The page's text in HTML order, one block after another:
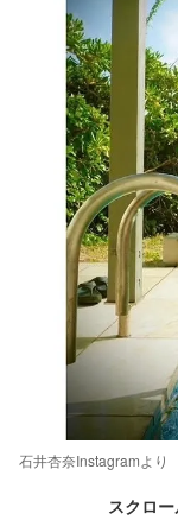
石井杏奈Instagramより
スクロ